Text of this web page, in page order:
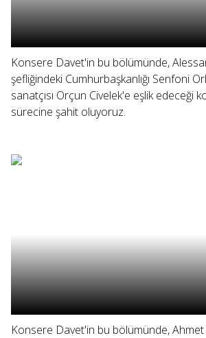
Konsere Davet'in bu bölümünde,
şefliğindeki Cumhurbaşkanlığı Senfoni
sanatçısı Orçun Civelek'e eşlik edeceği
sürecine şahit oluyoruz.
Konsere Davet'in bu bölümünde,